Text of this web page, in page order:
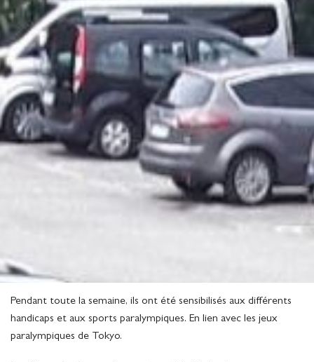
Pendant toute la semaine, ils ont été sensibilisés aux différents
handicaps et aux sports paralympiques. En lien avec les jeux
paralympiques de Tokyo.